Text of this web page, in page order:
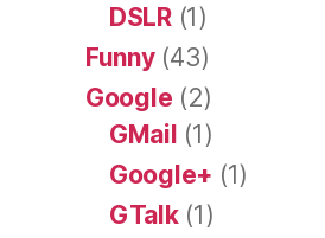
DSLR(1)
Funny(43)
Google (2)
GMail (1)
Google+ (1)
GTalk(1)